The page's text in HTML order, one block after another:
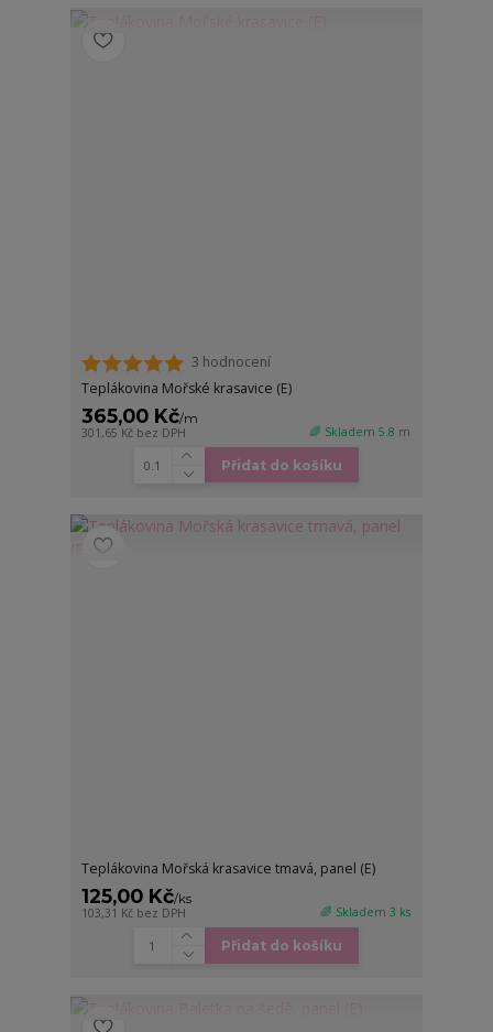
3 hodnocení
Teplákovina Mořské krasavice (E)
365,00 Kč/m
301,65 Kč bez DPH 🌈 Skladem 5.8 m
Přidat do košíku
Teplákovina Mořská krasavice tmavá, panel (E)
125,00 Kč/ks
103,31 Kč bez DPH 🌈 Skladem 3 ks
Přidat do košíku